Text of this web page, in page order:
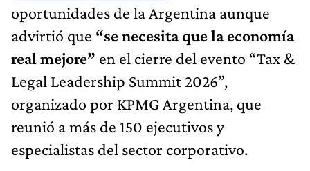
oportunidades de la Argentina aunque
advirtió que “se necesita que la economía
real mejore” en el cierre del evento “Tax &
Legal Leadership Summit 2026”,
organizado por KPMG Argentina, que
reunió a más de 150 ejecutivos y
especialistas del sector corporativo.